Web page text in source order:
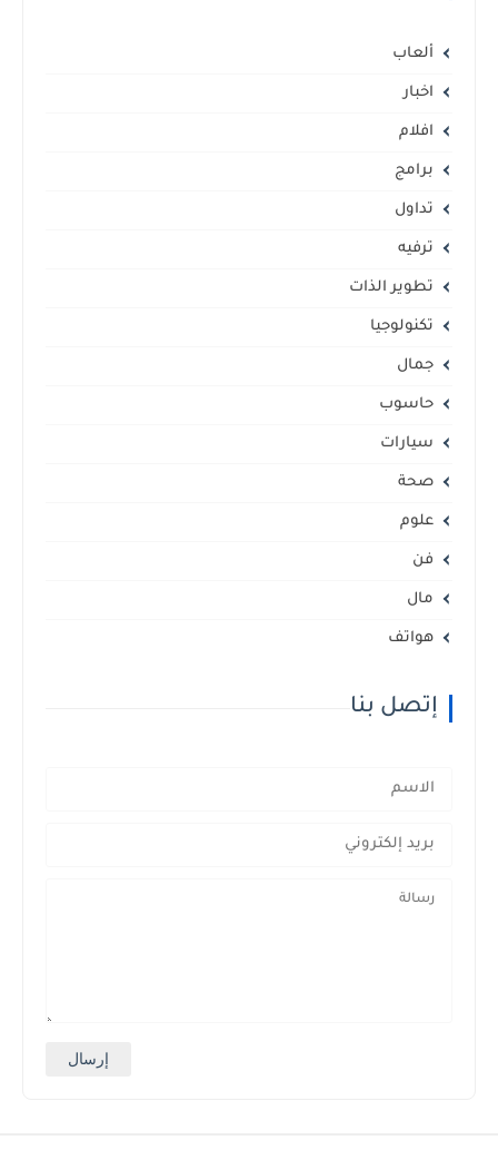
ألعاب
اخبار
افلام
برامج
تداول
ترفيه
تطوير الذات
تكنولوجيا
جمال
حاسوب
سيارات
صحة
علوم
فن
مال
هواتف
إتصل بنا